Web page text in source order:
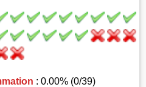
: 0.00% (0/39)